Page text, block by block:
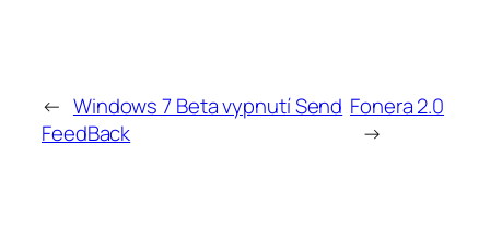
← Windows 7 Beta vypnutí Send
FeedBack
Fonera 2.0
→